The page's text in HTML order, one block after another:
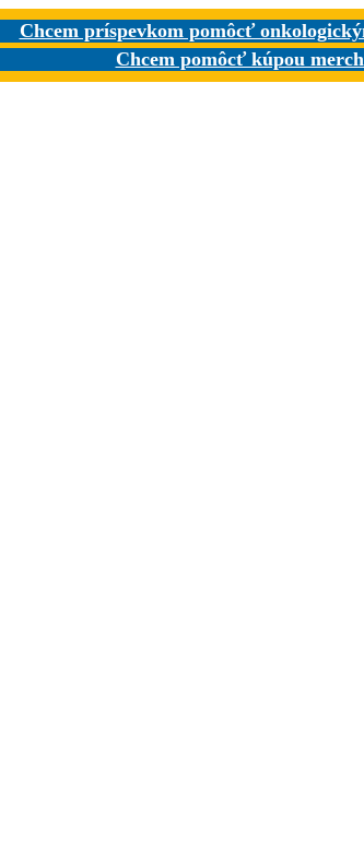
Chcem príspevkom pomôcť
Chcem pomôcť kúpou